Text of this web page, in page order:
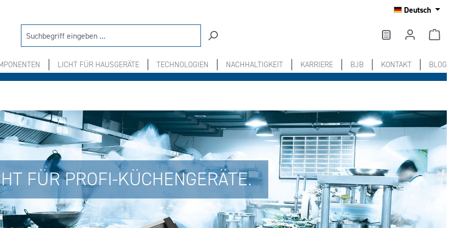
Deutsch
LICHT FÜR HAUSGERÄTE TECHNOLOGIEN NACHHALTIGKEIT KARRIERE BJB KONTAKT BLOG
FÜR PROFI-KÜCHENGERÄTE.